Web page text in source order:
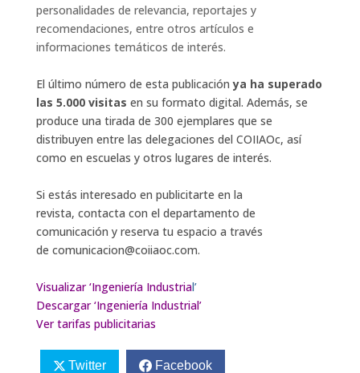
personalidades de relevancia, reportajes y
recomendaciones, entre otros artículos e
informaciones temáticos de interés.
El último número de esta publicaciónya ha superado
las 5.000 visitas en su formato digital. Además, se
produce una tirada de 300 ejemplares que se
distribuyen entre las delegaciones del COIIAOc, así
como en escuelas y otros lugares de interés.
Si estás interesado en publicitarte en la
revista, contacta con el departamento de
comunicación y reserva tu espacio a través
de comunicacion@coiiaoc.com.
Visualizar ‘Ingeniería Industrial’
Descargar ‘Ingeniería Industrial’
Ver tarifas publicitarias
Twitter Facebook